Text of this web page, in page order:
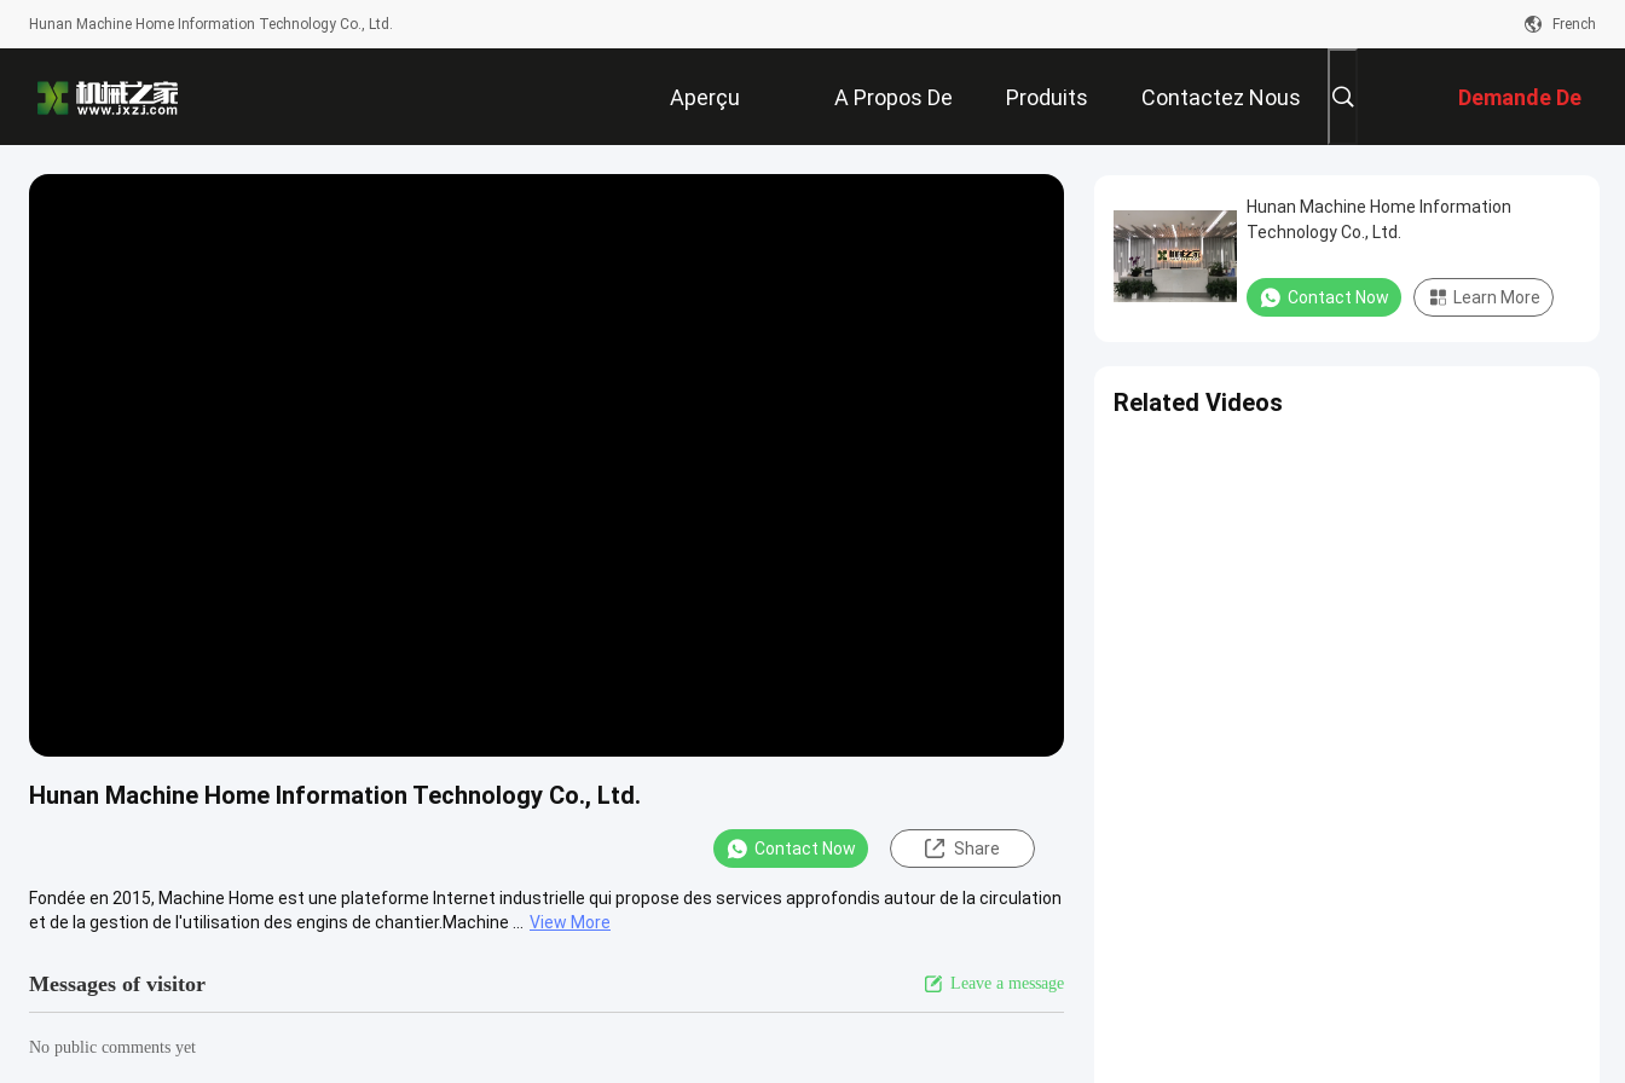
Hunan Machine Home Information Technology Co., Ltd. French
Aperçu A Propos De Produits Contactez Nous Demande De
Soumission
Hunan Machine Home Information Technology Co., Ltd.
Contact Now Share
Fondée en 2015, Machine Home est une plateforme Internet industrielle qui propose des services approfondis autour de la circulation
et de la gestion de l'utilisation des engins de chantier.Machine ...
View More
Messages of visitor Leave a message
No public comments yet
Hunan Machine Home Information
Technology Co., Ltd.
Contact Now Learn More
Related Videos